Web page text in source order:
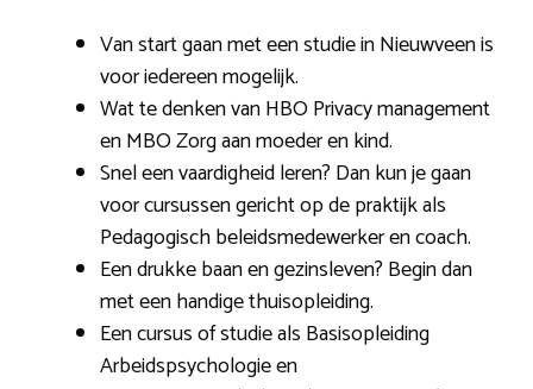
Van start gaan met een studie in Nieuwveen is
voor iedereen mogelijk.
Wat te denken van HBO Privacy management
en MBO Zorg aan moeder en kind.
Snel een vaardigheid leren? Dan kun je gaan
voor cursussen gericht op de praktijk als
Pedagogisch beleidsmedewerker en coach.
Een drukke baan en gezinsleven? Begin dan
met een handige thuisopleiding.
Een cursus of studie als Basisopleiding
Arbeidspsychologie en